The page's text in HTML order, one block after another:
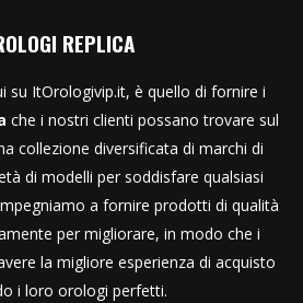
REPLICA
su ItOrologivip.it, è quello di fornire i
che i nostri clienti possano trovare sul
collezione diversificata di marchi di
di modelli per soddisfare qualsiasi
a fornire prodotti di qualità
per migliorare, in modo che i
la migliore esperienza di acquisto
i loro orologi perfetti.